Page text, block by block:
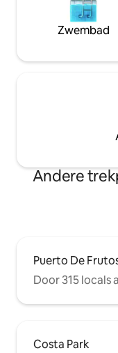
Zwembad
Andere
Puerto De
Door 315 locals
Costa Park